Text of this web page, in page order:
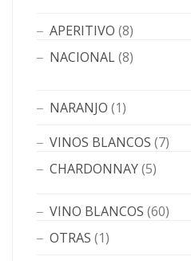
APERITIVO (8)
NACIONAL(8)
NARANJO (1)
VINOS BLANCOS (7)
CHARDONNAY(5)
VINO BLANCOS (60)
OTRAS (1)